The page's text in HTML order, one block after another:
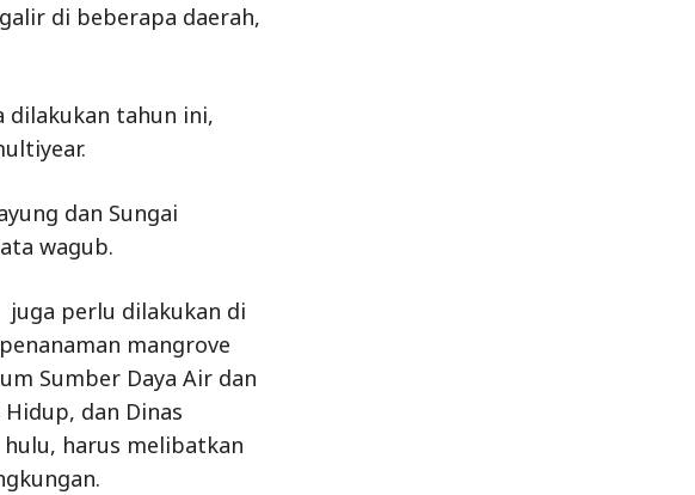
di beberapa daerah,
dilakukan tahun ini,
dan Sungai
wagub.
juga perlu dilakukan di
mangrove
Sumber Daya Air dan
dan Dinas
harus melibatkan